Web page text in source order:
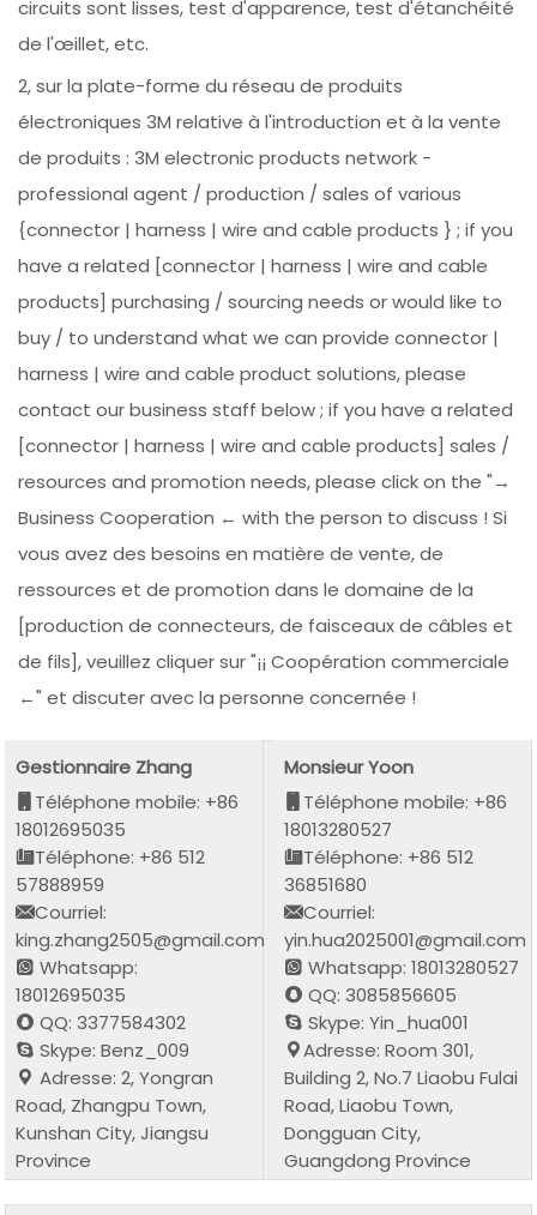
circuits sont lisses, test d'apparence, test d'étanchéité
de l'œillet, etc.
2, sur la plate-forme du réseau de produits
électroniques 3M relative à l'introduction et à la vente
de produits : 3M electronic products network -
professional agent / production / sales of various
{connector | harness | wire and cable products } ; if you
have a related [connector | harness | wire and cable
products] purchasing / sourcing needs or would like to
buy / to understand what we can provide connector |
harness | wire and cable product solutions, please
contact our business staff below ; if you have a related
[connector | harness | wire and cable products] sales /
resources and promotion needs, please click on the "→
Business Cooperation ← with the person to discuss ! Si
vous avez des besoins en matière de vente, de
ressources et de promotion dans le domaine de la
[production de connecteurs, de faisceaux de câbles et
de fils], veuillez cliquer sur "¡¡ Coopération commerciale
←" et discuter avec la personne concernée !
Gestionnaire Zhang
Téléphone mobile: +86
18012695035
Téléphone: +86 512
57888959
Courriel:
king.zhang2505@gmail.com
Whatsapp:
18012695035
QQ: 3377584302
Skype: Benz_009
Adresse: 2, Yongran
Road, Zhangpu Town,
Kunshan City, Jiangsu
Province
Monsieur Yoon
Téléphone mobile: +86
18013280527
Téléphone: +86 512
36851680
Courriel:
yin.hua2025001@gmail.com
Whatsapp: 18013280527
QQ: 3085856605
Skype: Yin_hua001
Adresse: Room 301,
Building 2, No.7 Liaobu Fulai
Road, Liaobu Town,
Dongguan City,
Guangdong Province